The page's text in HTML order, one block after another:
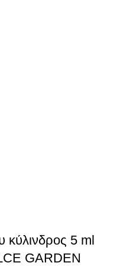
κύλινδρος 5 ml
GARDEN